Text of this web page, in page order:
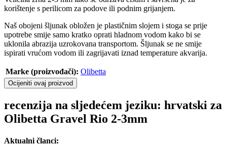
korištenje s perilicom za podove ili podnim grijanjem.
Naš obojeni šljunak obložen je plastičnim slojem i stoga se prije
upotrebe smije samo kratko oprati hladnom vodom kako bi se
uklonila abrazija uzrokovana transportom. Šljunak se ne smije
ispirati vrućom vodom ili zagrijavati iznad temperature akvarija.
Marke (proizvođači): Olibetta
Ocijeniti ovaj proizvod
recenzija na sljedećem jeziku: hrvatski za
Olibetta Gravel Rio 2-3mm
Aktualni članci: